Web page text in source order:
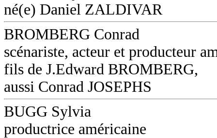
né(e) Daniel ZALDIVAR
BROMBERG Conrad
scénariste, acteur et producteur
fils de J.Edward BROMBERG,
aussi Conrad JOSEPHS
BUGG Sylvia
productrice américaine